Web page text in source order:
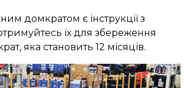
домкратом є інструкції з
їх для збереження
яка становить 12 місяців.